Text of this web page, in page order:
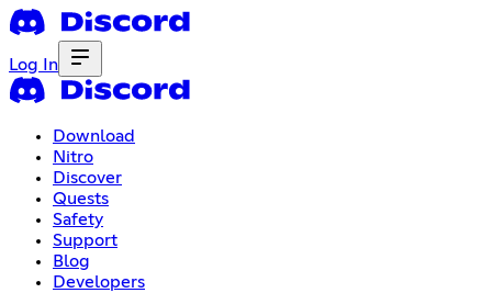
Log In
Download
Nitro
Discover
Quests
Safety
Support
Blog
Developers